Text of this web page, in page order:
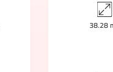
38.28